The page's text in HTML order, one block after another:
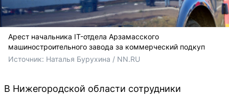
Арест начальника IT-отдела Арзамасского
машиностроительного завода за коммерческий подкуп
Источник: Наталья Бурухина / NN.RU
В Нижегородской области сотрудники